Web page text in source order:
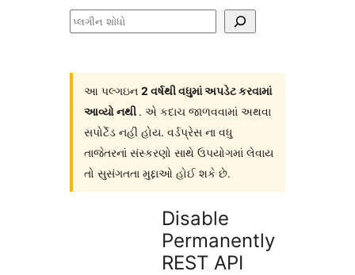
પ્લગીન
આ પલ્ગઇન 2 વર્ષથી વધુમાં અપડેટ કરવામાં
આવ્યો નથી . એ કદાચ જાળવવામાં અથવા
સપોર્ટેડ નહી હોય. વર્ડપ્રેસ ના વધુ
તાજેતરનાં સંસ્કરણો સાથે ઉપયોગમાં લેવાય
તો સુસંગતતા મુદ્દાઓ હોઈ શકે છે.
Disable
Permanently
REST API